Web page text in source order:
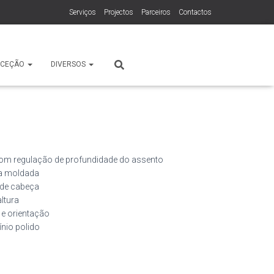
Serviços Projectos Parceiros Contactos
DIVERSOS
regulação de profundidade do assento
moldada
cabeça
orientação
polido